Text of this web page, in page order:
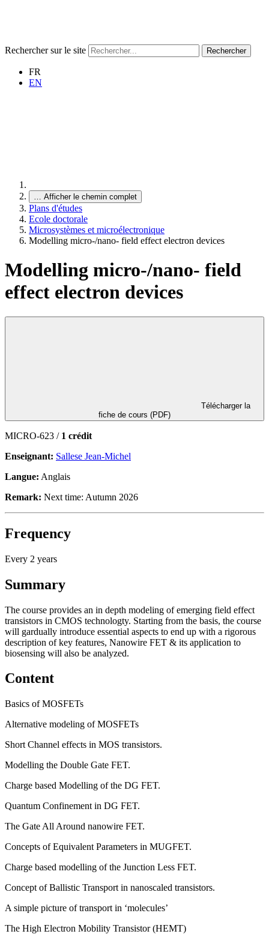
Rechercher sur le site Rechercher
FR
EN
… Afficher le chemin complet
Plans d'études
Ecole doctorale
Microsystèmes et microélectronique
Modelling micro-/nano- field effect electron devices
Modelling micro-/nano- field
effect electron devices
fiche de cours (PDF)
MICRO-623 / 1 crédit
Enseignant: Sallese Jean-Michel
Langue: Anglais
Remark: Next time: Autumn 2026
Frequency
Every 2 years
Summary
The course provides an in depth modeling of emerging field effect
transistors in CMOS technologty. Starting from the basis, the course
will gardually introduce essential aspects to end up with a rigorous
description of key features, Nanowire FET & its application to
biosensing will also be analyzed.
Content
Basics of MOSFETs
Alternative modeling of MOSFETs
Short Channel effects in MOS transistors.
Modelling the Double Gate FET.
Charge based Modelling of the DG FET.
Quantum Confinement in DG FET.
The Gate All Around nanowire FET.
Concepts of Equivalent Parameters in MUGFET.
Charge based modelling of the Junction Less FET.
Concept of Ballistic Transport in nanoscaled transistors.
A simple picture of transport in ‘molecules’
The High Electron Mobility Transistor (HEMT)